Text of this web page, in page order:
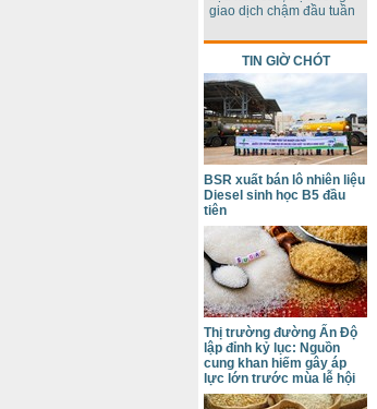
giao dịch chậm đầu tuần
TIN GIỜ CHÓT
BSR xuất bán lô nhiên liệu
Diesel sinh học B5 đầu
tiên
Thị trường đường Ấn Độ
lập đỉnh kỷ lục: Nguồn
cung khan hiếm gây áp
lực lớn trước mùa lễ hội